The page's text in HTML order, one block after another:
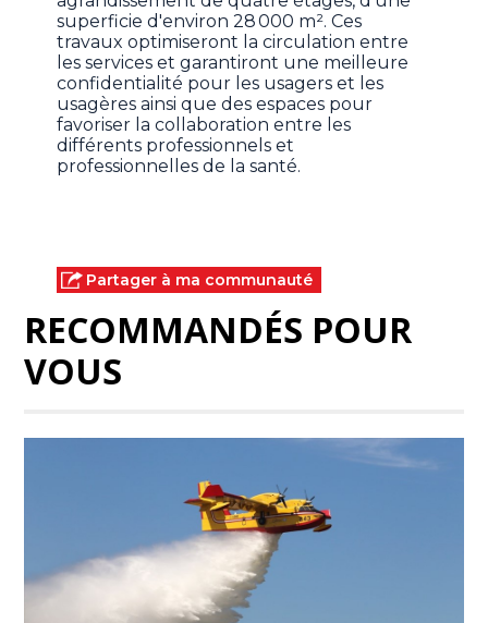
superficie d'environ 28 000 m². Ces
travaux optimiseront la circulation entre
les services et garantiront une meilleure
confidentialité pour les usagers et les
usagères ainsi que des espaces pour
favoriser la collaboration entre les
différents professionnels et
professionnelles de la santé.
Partager à ma communauté
RECOMMANDÉS POUR
VOUS